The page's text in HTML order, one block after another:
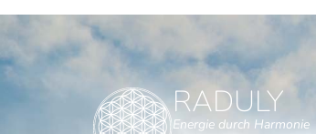
RADULY
Energie durch Harmonie